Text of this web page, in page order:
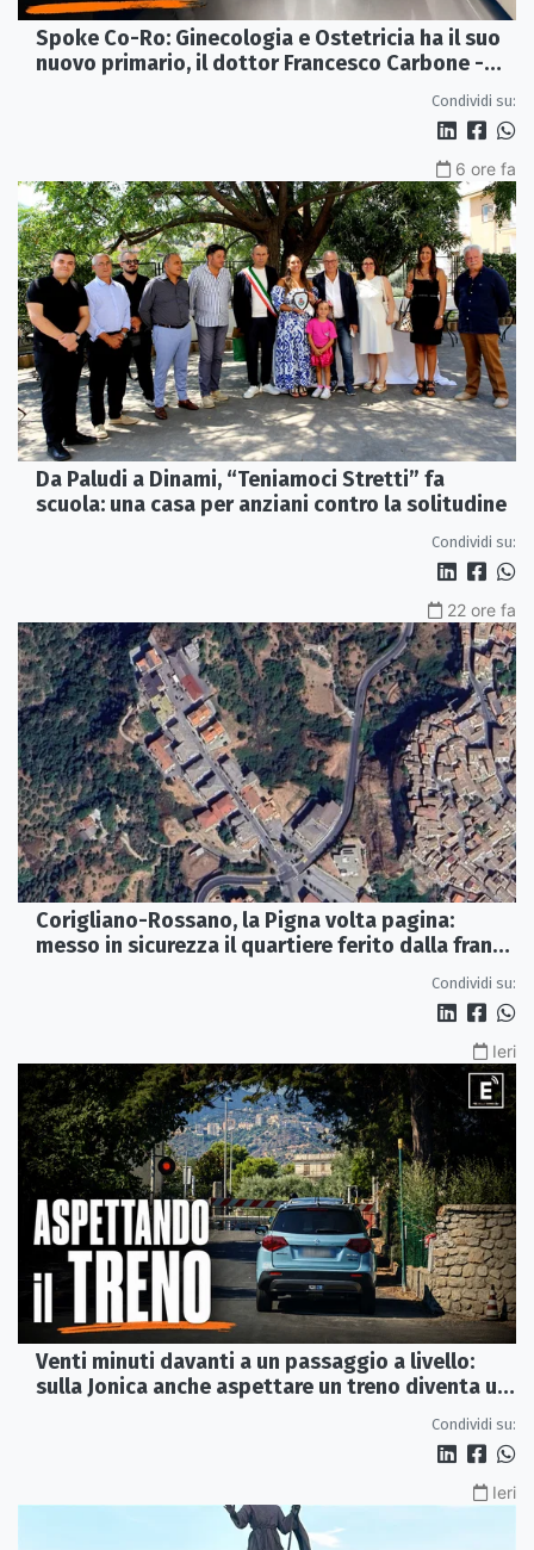
Spoke Co-Ro: Ginecologia e Ostetricia ha il suo
nuovo primario, il dottor Francesco Carbone -
Condividi su:
6 ore fa
Da Paludi a Dinami, “Teniamoci Stretti” fa
scuola: una casa per anziani contro la solitudine
Condividi su:
22 ore fa
Corigliano-Rossano, la Pigna volta pagina:
messo in sicurezza il quartiere ferito dalla frana
Condividi su:
Ieri
Venti minuti davanti a un passaggio a livello:
sulla Jonica anche aspettare un treno diventa un
Condividi su:
Ieri